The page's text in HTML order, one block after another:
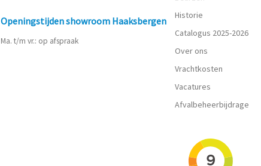
Openingstijden showroom Haaksbergen
Ma. t/m vr.: op afspraak
Historie
Catalogus 2025-2026
Over ons
Vrachtkosten
Vacatures
Afvalbeheerbijdrage